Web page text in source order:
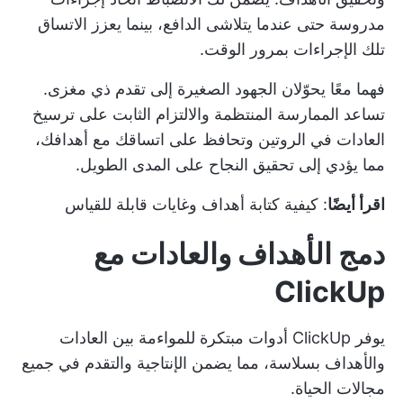
مدروسة حتى عندما يتلاشى الدافع، بينما يعزز الاتساق
تلك الإجراءات بمرور الوقت.
فهما معًا يحوّلان الجهود الصغيرة إلى تقدم ذي مغزى.
تساعد الممارسة المنتظمة والالتزام الثابت على ترسيخ
العادات في الروتين وتحافظ على اتساقك مع أهدافك،
مما يؤدي إلى تحقيق النجاح على المدى الطويل.
اقرأ أيضًا: كيفية كتابة أهداف وغايات قابلة للقياس
دمج الأهداف والعادات مع
ClickUp
يوفر ClickUp أدوات مبتكرة للمواءمة بين العادات
والأهداف بسلاسة، مما يضمن الإنتاجية والتقدم في جميع
مجالات الحياة.